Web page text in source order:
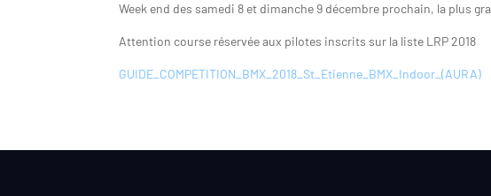
Week end des samedi 8 et dimanche 9 décembre prochain, la plus
Attention course réservée aux pilotes inscrits sur la liste LRP 2018
GUIDE_COMPETITION_BMX_2018_St_Etienne_BMX_Indoor_(AURA)